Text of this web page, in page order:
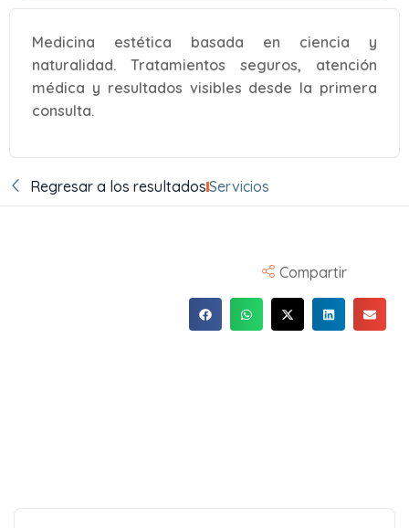
Medicina estética basada en ciencia y
naturalidad. Tratamientos seguros, atención
médica y resultados visibles desde la primera
consulta.
Regresar a los resultadosServicios
Compartir